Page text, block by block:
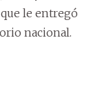
le entregó
nacional.